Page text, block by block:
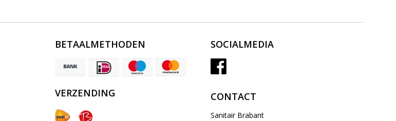
BETAALMETHODEN
VERZENDING
SOCIALMEDIA
CONTACT
Sanitair Brabant